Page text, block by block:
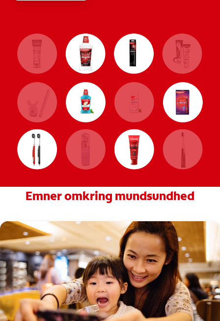
Emner omkring mundsundhed